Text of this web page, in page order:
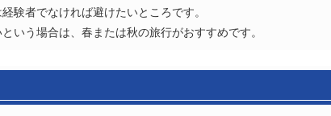
験者でなければ避けたいところです。
いう場合は、春または秋の旅行がおすすめです。